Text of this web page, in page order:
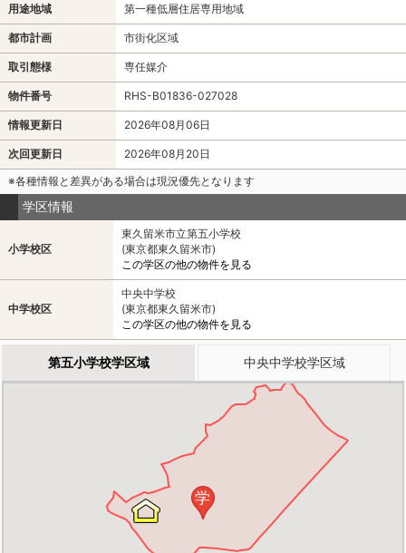
用途地域 第一種低層住居専用地域
都市計画 市街化区域
取引態様 専任媒介
物件番号 RHS-B01836-027028
情報更新日 2026年08月06日
次回更新日
2026年08月20日
※各種情報と差異がある場合は現況優先となります
学区情報
小学校区
東久留米市立第五小学校
(東京都東久留米市)
この学区の他の物件を見る
中学校区
中央中学校
(東京都東久留米市)
この学区の他の物件を見る
第五小学校学区域 中央中学校学区域
学